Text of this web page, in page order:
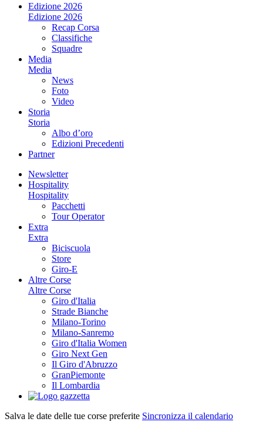
Edizione 2026
Edizione 2026
Recap Corsa
Classifiche
Squadre
Media
Media
News
Foto
Video
Storia
Storia
Albo d’oro
Edizioni Precedenti
Partner
Newsletter
Hospitality
Hospitality
Pacchetti
Tour Operator
Extra
Extra
Biciscuola
Store
Giro-E
Altre Corse
Altre Corse
Giro d'Italia
Strade Bianche
Milano-Torino
Milano-Sanremo
Giro d'Italia Women
Giro Next Gen
Il Giro d'Abruzzo
GranPiemonte
Il Lombardia
Salva le date delle tue corse preferite Sincronizza il calendario